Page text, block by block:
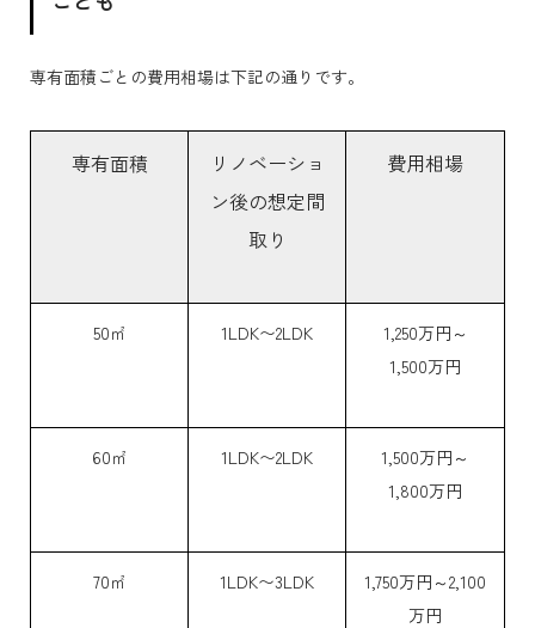
専有面積ごとの費用相場は下記の通りです。
専有面積
リノベーショ
ン後の想定間
取り
費用相場
50㎡ 1LDK〜2LDK
1,250万円～
1,500万円
60㎡ 1LDK〜2LDK
1,500万円～
1,800万円
70㎡ 1LDK〜3LDK
1,750万円～2,100
万円